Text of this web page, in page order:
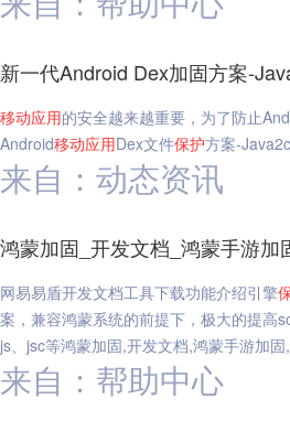
新一代Android Dex加固方案-
移动应用的安全越来越重要，为了防止
Android移动应用Dex文件保护方案-
来自：动态资讯
鸿蒙加固_开发文档_鸿蒙手游
网易易盾开发文档工具下载功能介绍引擎
案，兼容鸿蒙系统的前提下，极大的提高
js、jsc等鸿蒙加固,开发文档,鸿蒙手游加
来自：帮助中心